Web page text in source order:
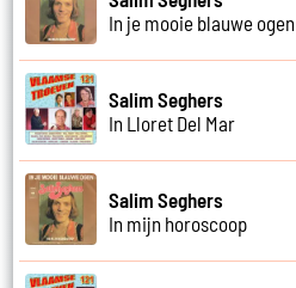
In je mooie blauwe ogen
Salim Seghers
In Lloret Del Mar
Salim Seghers
In mijn horoscoop